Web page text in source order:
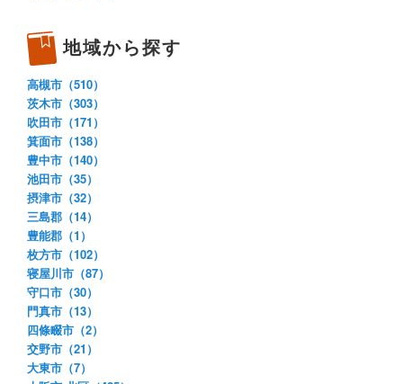
地域から探す
高槻市（510）
茨木市（303）
吹田市（171）
箕面市（138）
豊中市（140）
池田市（35）
摂津市（32）
三島郡（14）
豊能郡（1）
枚方市（102）
寝屋川市（87）
守口市（30）
門真市（13）
四條畷市（2）
交野市（21）
大東市（7）